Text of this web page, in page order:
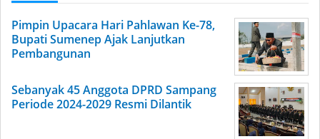
Pimpin Upacara Hari Pahlawan Ke-78,
Bupati Sumenep Ajak Lanjutkan
Pembangunan
Sebanyak 45 Anggota DPRD Sampang
Periode 2024-2029 Resmi Dilantik